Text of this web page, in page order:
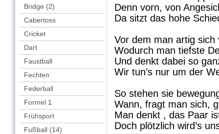
Bridge (2)
Cabertoss
Cricket
Dart
Faustball
Fechten
Federball
Formel 1
Frühsport
Fußball (14)
Denn vorn, von
Da sitzt das hohe
Vor dem man artig sich
Wodurch man tiefste
Und denkt dabei so
Wir tun’s nur um der
So stehen sie
Wann, fragt man sich,
Man denkt , das Paar
Doch plötzlich wird’s